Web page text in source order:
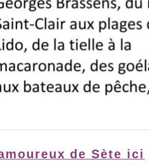
de Sète ici